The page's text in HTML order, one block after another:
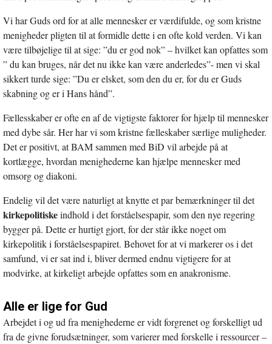
Vi har Guds ord for at alle mennesker er værdifulde, og som kristne
menigheder pligten til at formidle dette i en ofte kold verden. Vi kan
være tilbøjelige til at sige: ”du er god nok” – hvilket kan opfattes som
” du kan bruges, når det nu ikke kan være anderledes”- men vi skal
sikkert turde sige: ”Du er elsket, som den du er, for du er Guds
skabning og er i Hans hånd”.
Fællesskaber er ofte en af de vigtigste faktorer for hjælp til mennesker
med dybe sår. Her har vi som kristne fælleskaber særlige muligheder.
Det er positivt, at BAM sammen med BiD vil arbejde på at
kortlægge, hvordan menighederne kan hjælpe mennesker med
omsorg og diakoni.
Endelig vil det være naturligt at knytte et par bemærkninger til det
kirkepolitiskeindhold i det forståelsespapir, som den nye regering
bygger på. Dette er hurtigt gjort, for der står ikke noget om
kirkepolitik i forståelsespapiret. Behovet for at vi markerer os i det
samfund, vi er sat ind i, bliver dermed endnu vigtigere for at
modvirke, at kirkeligt arbejde opfattes som en anakronisme.
Alle er lige for Gud
Arbejdet i og ud fra menighederne er vidt forgrenet og forskelligt ud
fra de givne forudsætninger, som varierer med forskelle i ressourcer –